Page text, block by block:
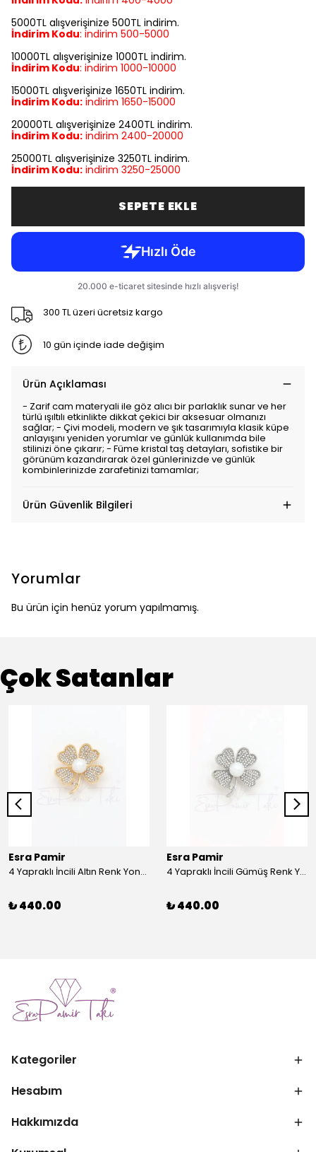
5000TL alışverişinize 500TL indirim.
İndirim Kodu: indirim 500-5000
10000TL alışverişinize 1000TL indirim.
İndirim Kodu: indirim 1000-10000
15000TL alışverişinize 1650TL indirim.
İndirim Kodu: indirim 1650-15000
20000TL alışverişinize 2400TL indirim.
İndirim Kodu: indirim 2400-20000
25000TL alışverişinize 3250TL indirim.
İndirim Kodu: indirim 3250-25000
SEPETE EKLE
300 TL üzeri ücretsiz kargo
10 gün içinde iade değişim
Ürün Açıklaması
- Zarif cam materyali ile göz alıcı bir parlaklık sunar ve her
türlü ışıltılı etkinlikte dikkat çekici bir aksesuar olmanızı
sağlar; - Çivi modeli, modern ve şık tasarımıyla klasik küpe
anlayışını yeniden yorumlar ve günlük kullanımda bile
stilinizi öne çıkarır; - Füme kristal taş detayları, sofistike bir
görünüm kazandırarak özel günlerinizde ve günlük
kombinlerinizde zarafetinizi tamamlar;
Ürün Güvenlik Bilgileri
Yorumlar
Bu ürün için henüz yorum yapılmamış.
Çok Satanlar
Esra Pamir
4 Yapraklı İncili Altın Renk Yonca Broş
₺ 440.00
Esra Pamir
4 Yapraklı İncili Gümüş Renk Yonca Broş
₺ 440.00
Kategoriler
Hesabım
Hakkımızda